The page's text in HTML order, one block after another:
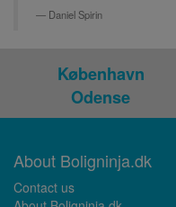
Daniel Spirin
København
Odense
About Boligninja.dk
Contact us